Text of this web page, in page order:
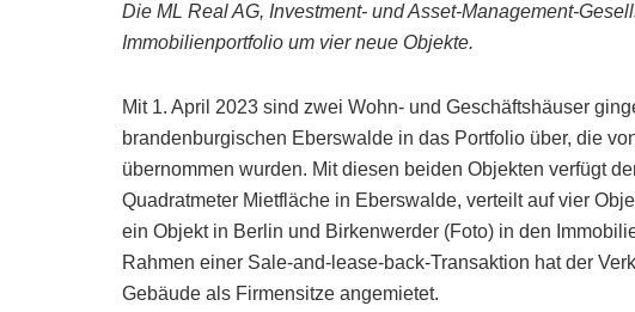
Die ML Real AG, Investment- und Asset-Management-
Immobilienportfolio um vier neue Objekte.
Mit 1. April 2023 sind zwei Wohn- und Geschäftshäuser
brandenburgischen Eberswalde in das Portfolio über, die
übernommen wurden. Mit diesen beiden Objekten verfügt
Quadratmeter Mietfläche in Eberswalde, verteilt auf vier
ein Objekt in Berlin und Birkenwerder (Foto) in den
Rahmen einer Sale-and-lease-back-Transaktion hat der
Gebäude als Firmensitze angemietet.